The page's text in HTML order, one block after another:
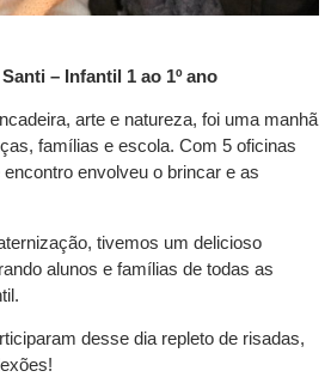
– Infantil 1 ao 1º ano
arte e natureza, foi uma manhã
famílias e escola. Com 5 oficinas
envolveu o brincar e as
tivemos um delicioso
alunos e famílias de todas as
desse dia repleto de risadas,